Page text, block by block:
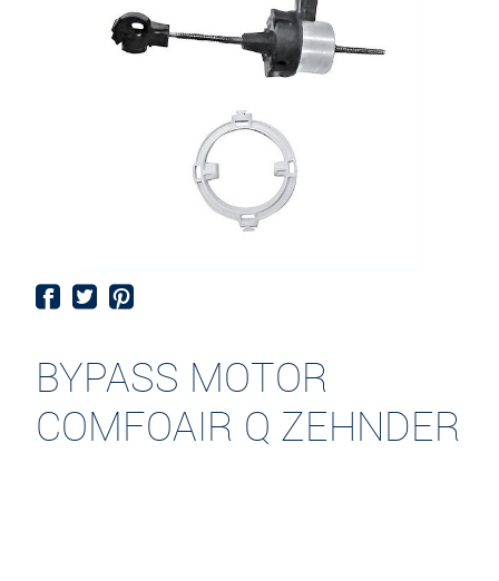
BYPASS MOTOR
COMFOAIR Q ZEHNDER